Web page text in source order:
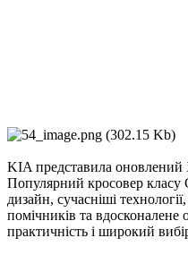
KIA представила оновлений
Популярний кросовер класу
дизайн, сучасніші
помічників та
практичність і широкий